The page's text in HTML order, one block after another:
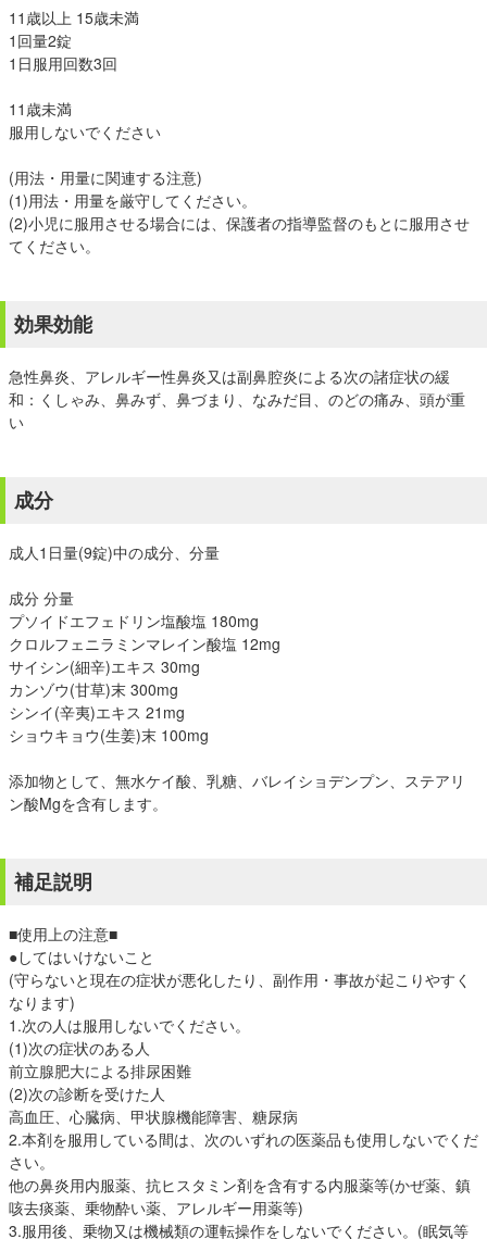
11歳以上 15歳未満
1回量2錠
1日服用回数3回
11歳未満
服用しないでください
(用法・用量に関連する注意)
(1)用法・用量を厳守してください。
(2)小児に服用させる場合には、保護者の指導監督のもとに服用させ
てください。
効果効能
急性鼻炎、アレルギー性鼻炎又は副鼻腔炎による次の諸症状の緩
和：くしゃみ、鼻みず、鼻づまり、なみだ目、のどの痛み、頭が重
い
成分
成人1日量(9錠)中の成分、分量
成分 分量
プソイドエフェドリン塩酸塩 180mg
クロルフェニラミンマレイン酸塩 12mg
サイシン(細辛)エキス 30mg
カンゾウ(甘草)末 300mg
シンイ(辛夷)エキス 21mg
ショウキョウ(生姜)末 100mg
添加物として、無水ケイ酸、乳糖、バレイショデンプン、ステアリ
ン酸Mgを含有します。
補足説明
■使用上の注意■
●してはいけないこと
(守らないと現在の症状が悪化したり、副作用・事故が起こりやすく
なります)
1.次の人は服用しないでください。
(1)次の症状のある人
前立腺肥大による排尿困難
(2)次の診断を受けた人
高血圧、心臓病、甲状腺機能障害、糖尿病
2.本剤を服用している間は、次のいずれの医薬品も使用しないでくだ
さい。
他の鼻炎用内服薬、抗ヒスタミン剤を含有する内服薬等(かぜ薬、鎮
咳去痰薬、乗物酔い薬、アレルギー用薬等)
3.服用後、乗物又は機械類の運転操作をしないでください。(眠気等